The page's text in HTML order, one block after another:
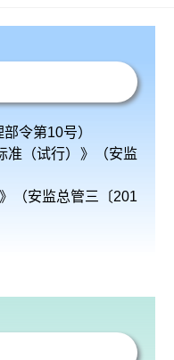
令第10号）
准（试行）》（安监
（安监总管三〔201